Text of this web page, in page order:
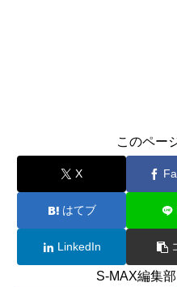
このペー
X
はてブ
LinkedIn
S-MAX編集